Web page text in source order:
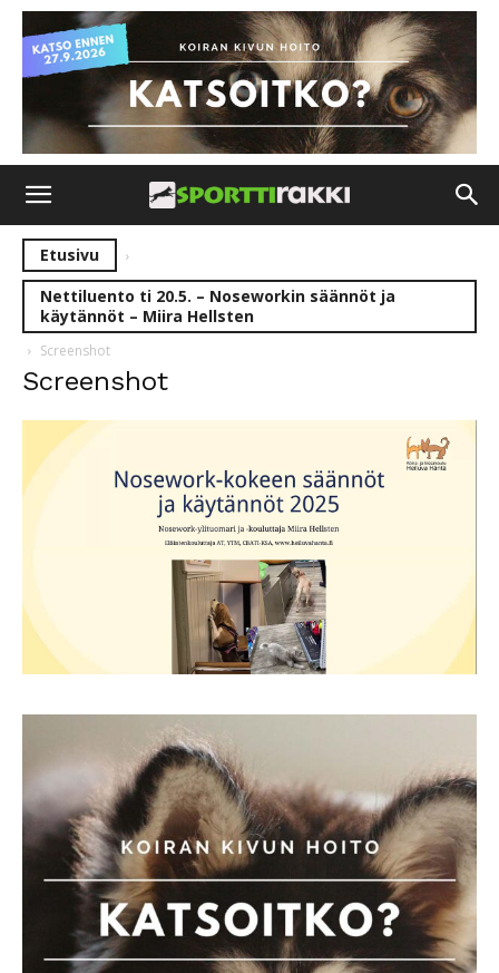
Etusivu
Nettiluento ti 20.5. – Noseworkin säännöt ja
käytännöt – Miira Hellsten
Screenshot
Screenshot